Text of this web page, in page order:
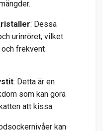
: Dessa
urinröret, vilket
frekvent
: Detta är en
som kan göra
att kissa.
kan